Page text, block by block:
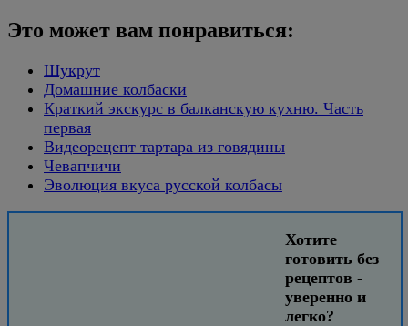
Это может вам понравиться:
Шукрут
Домашние колбаски
Краткий экскурс в балканскую кухню. Часть
первая
Видеорецепт тартара из говядины
Чевапчичи
Эволюция вкуса русской колбасы
Хотите
готовить без
рецептов -
уверенно и
легко?